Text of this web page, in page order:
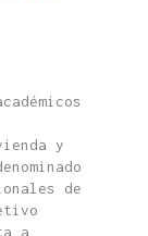
y
de
a